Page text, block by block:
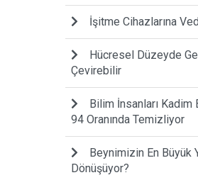
İşitme Cihazlarına
Hücresel Düzeyde
Çevirebilir
Bilim İnsanları Kadim
94 Oranında Temizliyor
Beynimizin En Büyük
Dönüşüyor?